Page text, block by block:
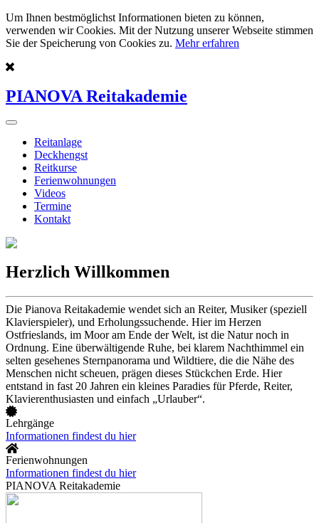
Um Ihnen bestmöglichst Informationen bieten zu können,
verwenden wir Cookies. Mit der Nutzung unserer Webseite stimmen
Sie der Speicherung von Cookies zu. Mehr erfahren
PIANOVA Reitakademie
Reitanlage
Deckhengst
Reitkurse
Ferienwohnungen
Videos
Termine
Kontakt
Herzlich Willkommen
Die Pianova Reitakademie wendet sich an Reiter, Musiker (speziell
Klavierspieler), und Erholungssuchende. Hier im Herzen
Ostfrieslands, im Moor am Ende der Welt, ist die Natur noch in
Ordnung. Eine überwältigende Ruhe, bei klarem Nachthimmel ein
selten gesehenes Sternpanorama und Wildtiere, die die Nähe des
Menschen nicht scheuen, prägen dieses Stückchen Erde. Hier
entstand in fast 20 Jahren ein kleines Paradies für Pferde, Reiter,
Klavierenthusiasten und einfach „Urlauber“.
Lehrgänge
Informationen findest du hier
Ferienwohnungen
Informationen findest du hier
PIANOVA Reitakademie